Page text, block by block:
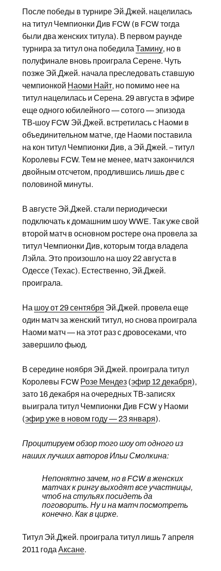
После победы в турнире Эй.Джей. нацелилась
на титул Чемпионки Див FCW (в FCW тогда
были два женских титула). В первом раунде
турнира за титул она победила Тамину, но в
полуфинале вновь проиграла Серене. Чуть
позже Эй.Джей. начала преследовать ставшую
чемпионкой Наоми Найт, но помимо нее на
титул нацелилась и Серена. 29 августа в эфире
еще одного юбилейного — сотого — эпизода
ТВ-шоу FCW Эй.Джей. встретилась с Наоми в
объединительном матче, где Наоми поставила
на кон титул Чемпионки Див, а Эй.Джей. – титул
Королевы FCW. Тем не менее, матч закончился
двойным отсчетом, продлившись лишь две с
половиной минуты.
В августе Эй.Джей. стали периодически
подключать к домашним шоу WWE. Так уже свой
второй матч в основном ростере она провела за
титул Чемпионки Див, которым тогда владела
Лэйла. Это произошло на шоу 22 августа в
Одессе (Техас). Естественно, Эй.Джей.
проиграла.
На шоу от 29 сентября Эй.Джей. провела еще
один матч за женский титул, но снова проиграла
Наоми матч — на этот раз с дровосеками, что
завершило фьюд.
В середине ноября Эй.Джей. проиграла титул
Королевы FCW Розе Мендез(эфир 12 декабря),
зато 16 декабря на очередных ТВ-записях
выиграла титул Чемпионки Див FCW у Наоми
(эфир уже в новом году — 23 января).
Процитируем обзор того шоу от одного из
наших лучших авторов Ильи Смолкина:
Непонятно зачем, но в FCW в женских
матчах к рингу выходят все участницы,
чтоб на стульях посидеть да
поговорить. Ну и на матч посмотреть
конечно. Как в цирке.
Титул Эй.Джей. проиграла титул лишь 7 апреля
2011 года Аксане.